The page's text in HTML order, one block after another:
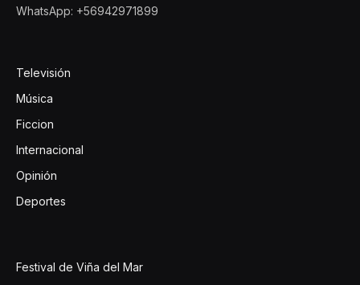
WhatsApp: +56942971899
Televisión
Música
Ficcion
Internacional
Opinión
Deportes
Festival de Viña del Mar